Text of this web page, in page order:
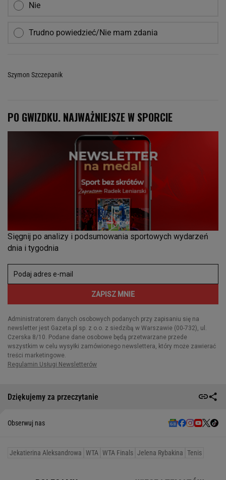
Nie
Trudno powiedzieć/Nie mam zdania
Szymon Szczepanik
Dziękujemy za przeczytanie
Obserwuj nas
Jekatierina Aleksandrowa WTA WTA Finals Jelena Rybakina Tenis